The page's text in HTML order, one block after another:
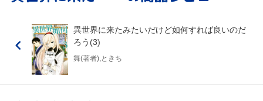
異世界に来たみたいだけど如何すれば良いのだ
ろう(3)
舞(著者),ときち